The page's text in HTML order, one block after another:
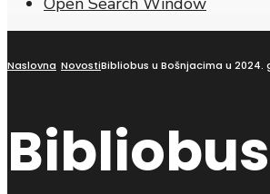
Naslovna NovostiBibliobus u Bošnjacima u 2024.